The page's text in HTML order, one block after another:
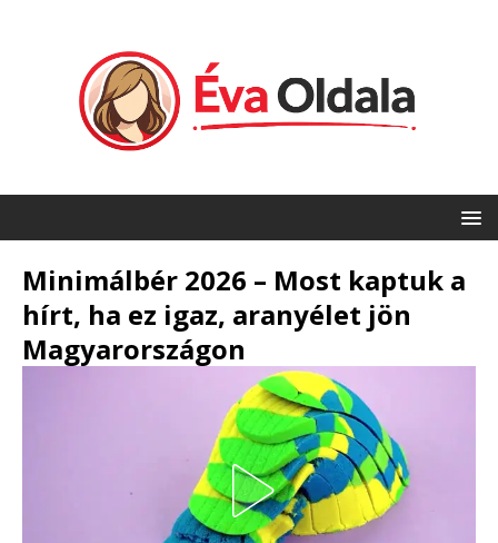
Minimálbér 2026 – Most kaptuk a
hírt, ha ez igaz, aranyélet jön
Magyarországon